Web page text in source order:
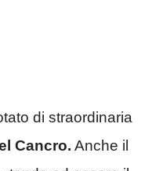
di straordinaria
Cancro. Anche il